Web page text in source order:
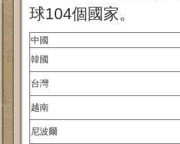
球104個國家。
中國
韓國
台灣
越南
尼波爾